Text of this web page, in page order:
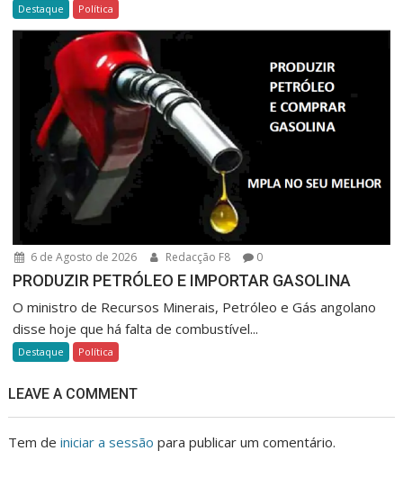
Destaque Política
6 de Agosto de 2026 Redacção F8 0
PRODUZIR PETRÓLEO E IMPORTAR GASOLINA
O ministro de Recursos Minerais, Petróleo e Gás angolano
disse hoje que há falta de combustível...
Destaque Política
LEAVE A COMMENT
Tem deiniciar a sessão para publicar um comentário.